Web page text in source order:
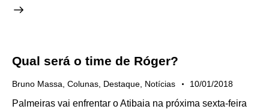
Qual será o time de Róger?
Bruno Massa, Colunas, Destaque, Notícias 10/01/2018
Palmeiras vai enfrentar o Atibaia na próxima sexta-feira